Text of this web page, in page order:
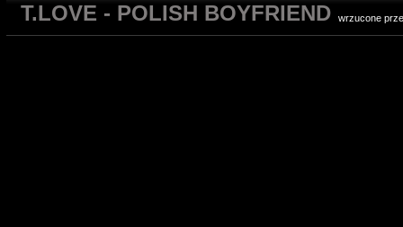
T.LOVE - POLISH BOYFRIEND wrzucone